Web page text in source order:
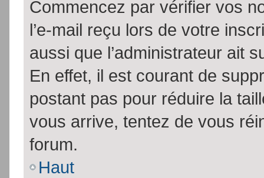
Commencez par vérifier vos
l’e-mail reçu lors de votre
aussi que l’administrateur ait
En effet, il est courant de
postant pas pour réduire la
vous arrive, tentez de vous
forum.
Haut